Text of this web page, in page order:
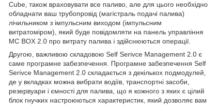
Cube, також враховувати все паливо, але для цього необхідно
обладнати ваш трубопровід (магістраль подачі палива)
лічильником з імпульсним виходом (імпульсним
витратоміром), який буде повідомляти на панель управління
MC BOX 2.0 про витрату палива і здійснюються операції.
Другою, важливою складовою Self Serivce Management 2.0 є
саме програмне забезпечення. Програмне забезпечення Self
Serivce Management 2.0 складається з декількох подмодулей,
де у вкладках можна вибрати водіїв, транспортні засоби,
резервуари і ємності для палива, що я кожного з яких є цілий
блок гнучких настроюються характеристик, який дозволяє вам